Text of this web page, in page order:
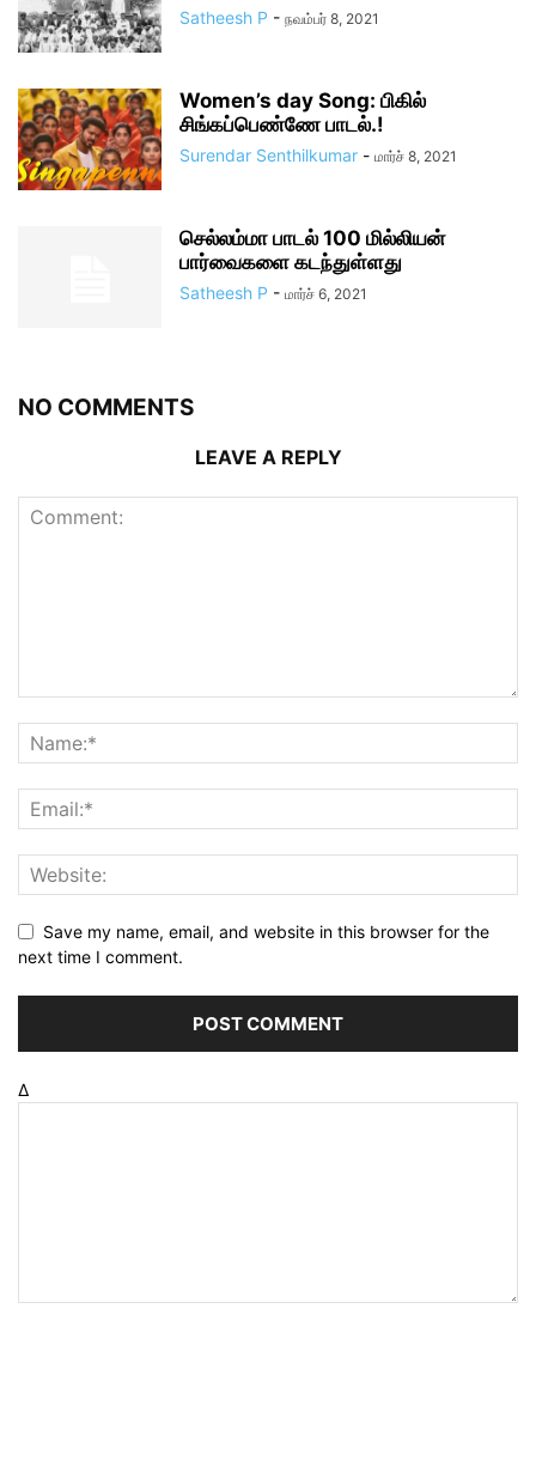
Satheesh P - நவம்பர் 8, 2021
Women’s day Song: பிகில்
சிங்கப்பெண்ணே பாடல்.!
Surendar Senthilkumar - மார்ச் 8, 2021
செல்லம்மா பாடல் 100 மில்லியன்
பார்வைகளை கடந்துள்ளது
Satheesh P - மார்ச் 6, 2021
NO COMMENTS
LEAVE A REPLY
Save my name, email, and website in this browser for the
next time I comment.
Δ